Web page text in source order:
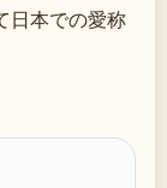
日本での愛称